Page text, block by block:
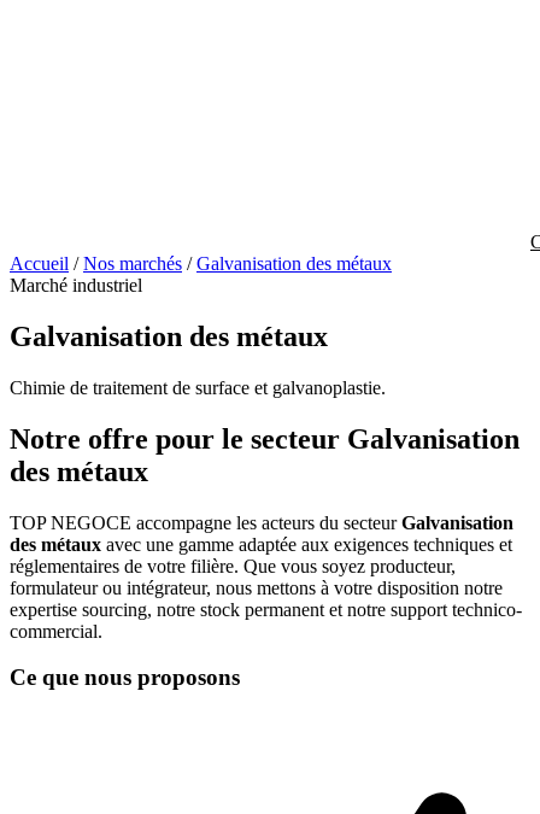
Accueil / Nos marchés / Galvanisation des métaux
Marché industriel
Galvanisation des métaux
Chimie de traitement de surface et galvanoplastie.
Notre offre pour le secteur Galvanisation
des métaux
TOP NEGOCE accompagne les acteurs du secteurGalvanisation
des métaux avec une gamme adaptée aux exigences techniques et
réglementaires de votre filière. Que vous soyez producteur,
formulateur ou intégrateur, nous mettons à votre disposition notre
expertise sourcing, notre stock permanent et notre support technico-
commercial.
Ce que nous proposons